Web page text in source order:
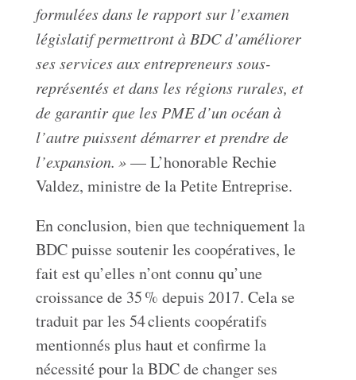
formulées dans le rapport sur l’examen
législatif permettront à BDC d’améliorer
ses services aux entrepreneurs sous-
représentés et dans les régions rurales, et
de garantir que les PME d’un océan à
l’autre puissent démarrer et prendre de
l’expansion. »— L’honorable Rechie
Valdez, ministre de la Petite Entreprise.
En conclusion, bien que techniquement la
BDC puisse soutenir les coopératives, le
fait est qu’elles n’ont connu qu’une
croissance de 35 % depuis 2017. Cela se
traduit par les 54 clients coopératifs
mentionnés plus haut et confirme la
nécessité pour la BDC de changer ses